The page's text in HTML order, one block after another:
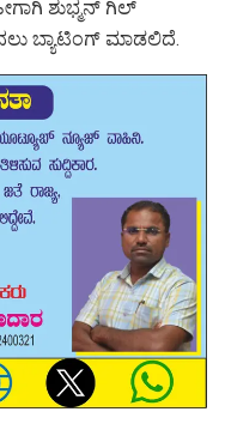
ಶುಭ್ಮನ್ ಗಿಲ್
ಬ್ಯಾಟಿಂಗ್ ಮಾಡಲಿದೆ.